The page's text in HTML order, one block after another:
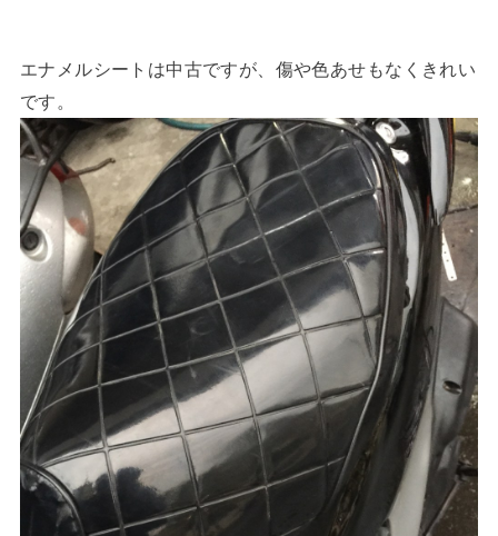
エナメルシートは中古ですが、傷や色あせもなくきれい
です。